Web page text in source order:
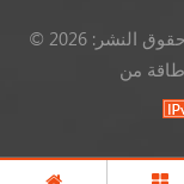
© حقوق النشر: 2026 Xiamen Hifoune Technology Co., Ltd. كل